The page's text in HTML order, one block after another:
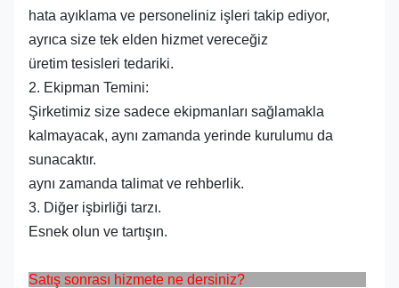
hata ayıklama ve personeliniz işleri takip ediyor,
ayrıca size tek elden hizmet vereceğiz
üretim tesisleri tedariki.
2. Ekipman Temini:
Şirketimiz size sadece ekipmanları sağlamakla
kalmayacak, aynı zamanda yerinde kurulumu da
sunacaktır.
aynı zamanda talimat ve rehberlik.
3. Diğer işbirliği tarzı.
Esnek olun ve tartışın.
Satış sonrası hizmete ne dersiniz?